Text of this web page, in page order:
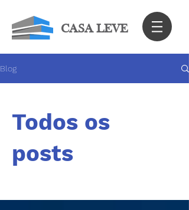
CASA LEVE
Blog
Todos os
posts